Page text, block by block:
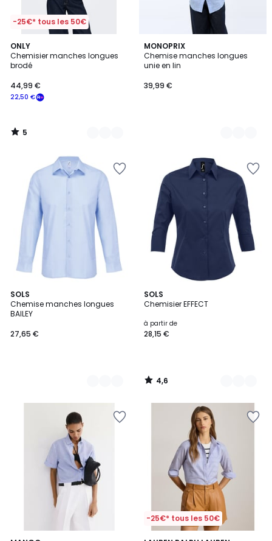
-25€* tous les 50€
ONLY
Chemisier manches longues
brodé
22,50 €
44,99 €
5
/
5
2
Couleurs
5
/
MONOPRIX
Chemise manches longues
unie en lin
39,99 €
2
Couleurs
SOLS
Chemise manches longues
BAILEY
27,65 €
3
Couleurs
SOLS
Chemisier EFFECT
à partir de
28,15 €
4,6
/ 5
4
Couleurs
4,6
/
-25€* tous les 50€